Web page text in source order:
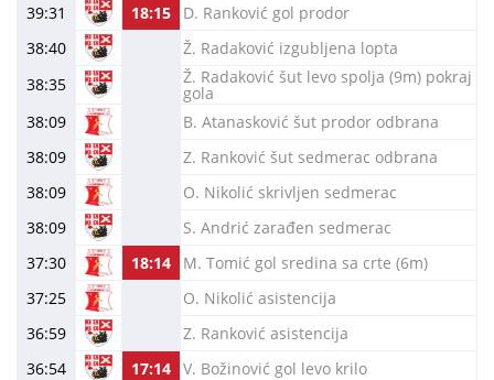
39:31
18:15
D. Ranković gol prodor
38:40
Ž. Radaković izgubljena lopta
38:35
Ž. Radaković šut levo spolja (9m) pokraj
gola
38:09
B. Atanasković šut prodor odbrana
38:09
Z. Ranković šut sedmerac odbrana
38:09
O. Nikolić skrivljen sedmerac
38:09
S. Andrić zarađen sedmerac
37:30
18:14
M. Tomić gol sredina sa crte (6m)
37:25
O. Nikolić asistencija
36:59
Z. Ranković asistencija
36:54
17:14 V. Božinović gol levo krilo